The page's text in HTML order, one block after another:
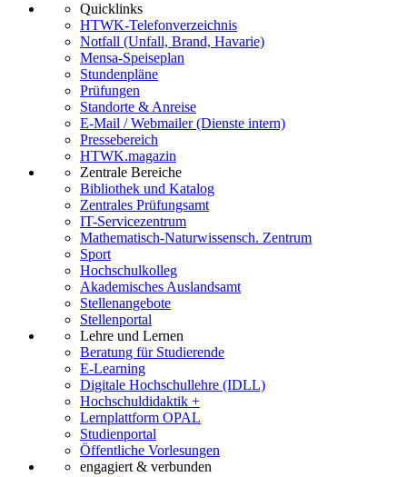
Quicklinks
HTWK-Telefonverzeichnis
Notfall (Unfall, Brand, Havarie)
Mensa-Speiseplan
Stundenpläne
Prüfungen
Standorte & Anreise
E-Mail / Webmailer (Dienste intern)
Pressebereich
HTWK.magazin
Zentrale Bereiche
Bibliothek und Katalog
Zentrales Prüfungsamt
IT-Servicezentrum
Mathematisch-Naturwissensch. Zentrum
Sport
Hochschulkolleg
Akademisches Auslandsamt
Stellenangebote
Stellenportal
Lehre und Lernen
Beratung für Studierende
E-Learning
Digitale Hochschullehre (IDLL)
Hochschuldidaktik +
Lernplattform OPAL
Studienportal
Öffentliche Vorlesungen
engagiert & verbunden